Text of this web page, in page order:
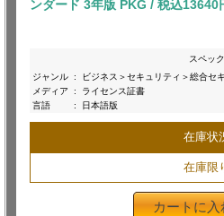
ンダード 3年版 PKG / 税込13640
スペック
ジャンル :
ビジネス＞セキュリティ＞総合セ
メディア
:
ライセンス証書
言語
: 日本語版
在庫状
在庫限
カートに入